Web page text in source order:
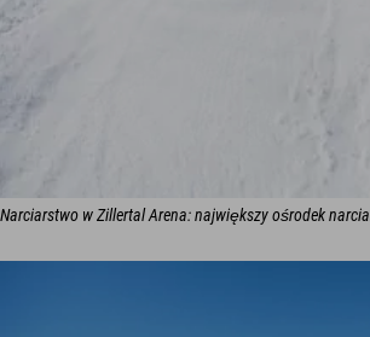
Narciarstwo w Zillertal Arena: największy ośrodek